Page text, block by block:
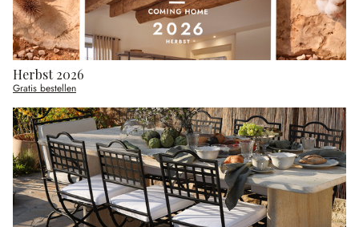
Herbst 2026
Gratis bestellen